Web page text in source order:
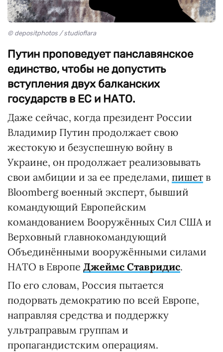
© depositphotos / studioflara
Путин проповедует панславянское
единство, чтобы не допустить
вступления двух балканских
государств в ЕС и НАТО.
Даже сейчас, когда президент России
Владимир Путин продолжает свою
жестокую и безуспешную войну в
Украине, он продолжает реализовывать
свои амбиции и за ее пределами, пишет в
Bloomberg военный эксперт, бывший
командующий Европейским
командованием Вооружённых Сил США и
Верховный главнокомандующий
Объединёнными вооружёнными силами
НАТО в Европе Джеймс Ставридис.
По его словам, Россия пытается
подорвать демократию по всей Европе,
направляя средства и поддержку
ультраправым группам и
пропагандистским операциям.